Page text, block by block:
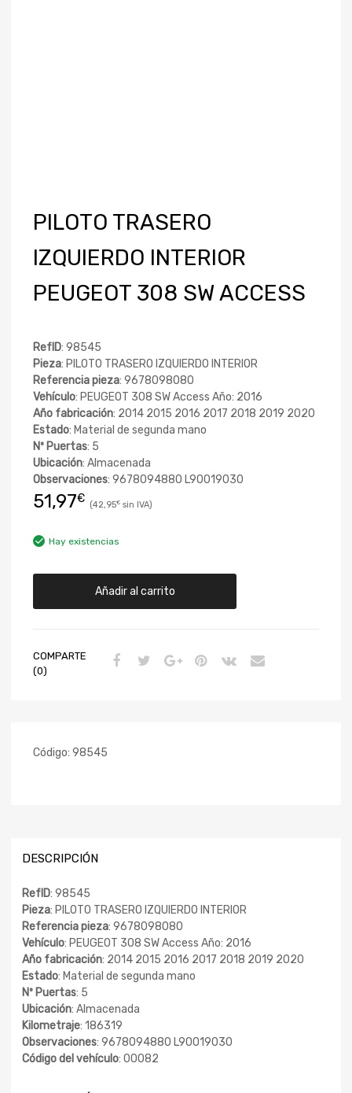
PILOTO TRASERO
IZQUIERDO INTERIOR
PEUGEOT 308 SW ACCESS
RefID: 98545
Pieza: PILOTO TRASERO IZQUIERDO INTERIOR
Referencia pieza: 9678098080
Vehículo: PEUGEOT 308 SW Access Año: 2016
Año fabricación: 2014 2015 2016 2017 2018 2019 2020
Estado: Material de segunda mano
Nº Puertas: 5
Ubicación: Almacenada
Observaciones: 9678094880 L90019030
51,97€ 42,95€
Hay existencias
Añadir al carrito
COMPARTE
(0)
Código: 98545
DESCRIPCIÓN
RefID: 98545
Pieza: PILOTO TRASERO IZQUIERDO INTERIOR
Referencia pieza: 9678098080
Vehículo: PEUGEOT 308 SW Access Año: 2016
Año fabricación: 2014 2015 2016 2017 2018 2019 2020
Estado: Material de segunda mano
Nº Puertas: 5
Ubicación: Almacenada
Kilometraje: 186319
Observaciones: 9678094880 L90019030
Código del vehículo: 00082